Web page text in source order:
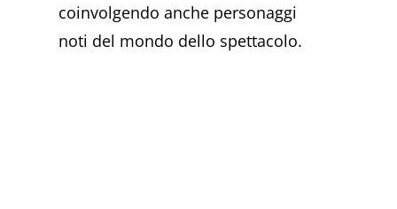
coinvolgendo anche personaggi
noti del mondo dello spettacolo.